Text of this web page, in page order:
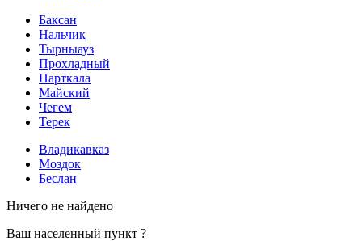
Баксан
Нальчик
Тырныауз
Прохладный
Нарткала
Майский
Чегем
Терек
Владикавказ
Моздок
Беслан
Ничего не найдено
Ваш населенный пункт ?